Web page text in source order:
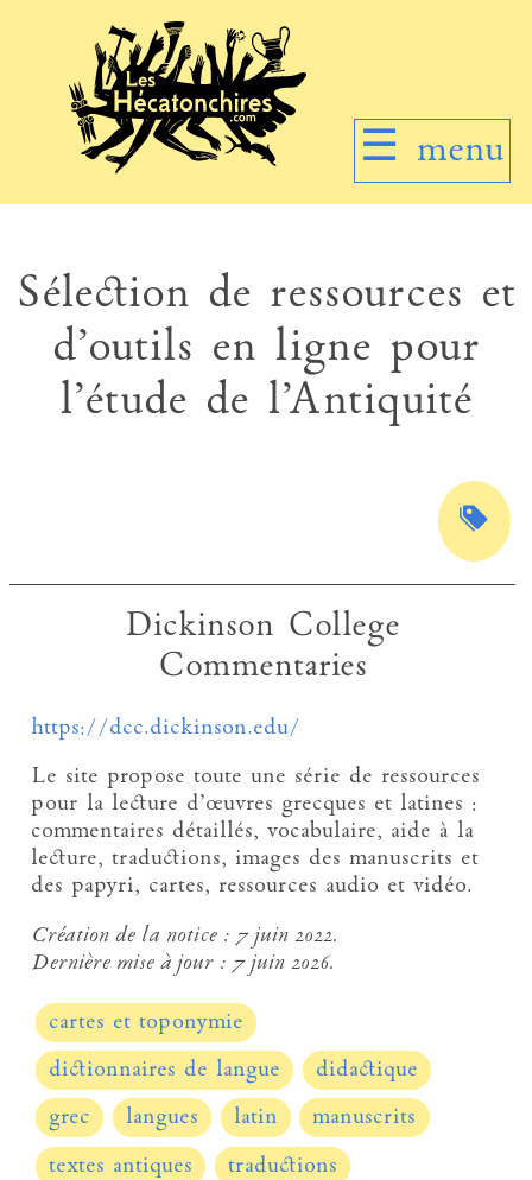
☰ menu
Sélection de ressources et
d’outils en ligne pour
l’étude de l’Antiquité
Dickinson College
Commentaries
https://dcc.dickinson.edu/
Le site propose toute une série de ressources
pour la lecture d’œuvres grecques et latines :
commentaires détaillés, vocabulaire, aide à la
lecture, traductions, images des manuscrits et
des papyri, cartes, ressources audio et vidéo.
Création de la notice : 7 juin 2022.
Dernière mise à jour : 7 juin 2026.
cartes et toponymie
dictionnaires de langue
didactique
grec
langues latin
manuscrits
textes antiques
traductions